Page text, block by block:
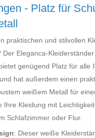
- Platz für
praktischen und stilvollen
Der Eleganca-
genügend Platz für alle
hat außerdem einen
weißem Metall für
Ihre Kleidung mit
Schlafzimmer oder Flur.
: Dieser weiße